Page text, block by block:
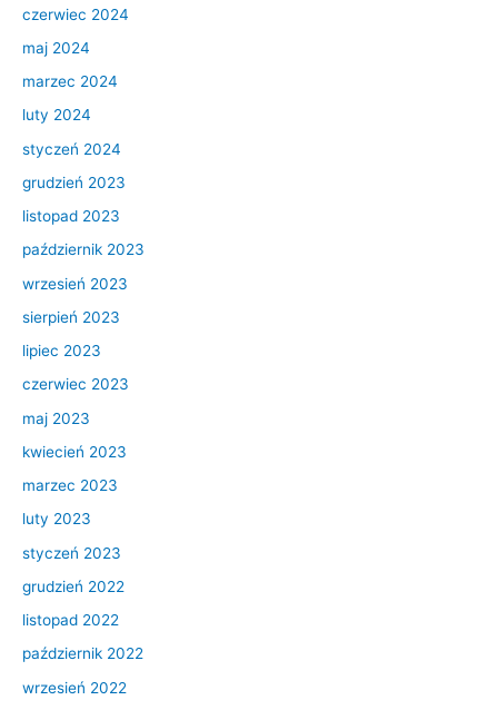
czerwiec 2024
maj 2024
marzec 2024
luty 2024
styczeń 2024
grudzień 2023
listopad 2023
październik 2023
wrzesień 2023
sierpień 2023
lipiec 2023
czerwiec 2023
maj 2023
kwiecień 2023
marzec 2023
luty 2023
styczeń 2023
grudzień 2022
listopad 2022
październik 2022
wrzesień 2022